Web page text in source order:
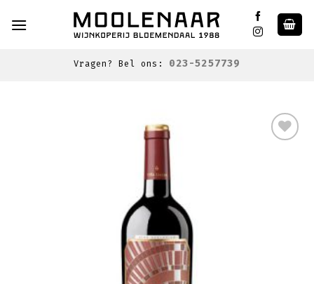
to
Vragen? Bel ons: 023-5257739